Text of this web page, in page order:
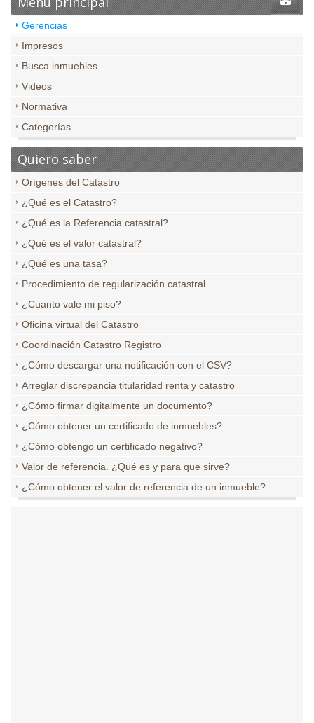
Gerencias
Impresos
Busca inmuebles
Videos
Normativa
Categorías
Quiero saber
Orígenes del Catastro
¿Qué es el Catastro?
¿Qué es la Referencia catastral?
¿Qué es el valor catastral?
¿Qué es una tasa?
Procedimiento de regularización catastral
¿Cuanto vale mi piso?
Oficina virtual del Catastro
Coordinación Catastro Registro
¿Cómo descargar una notificación con el CSV?
Arreglar discrepancia titularidad renta y catastro
¿Cómo firmar digitalmente un documento?
¿Cómo obtener un certificado de inmuebles?
¿Cómo obtengo un certificado negativo?
Valor de referencia. ¿Qué es y para que sirve?
¿Cómo obtener el valor de referencia de un inmueble?